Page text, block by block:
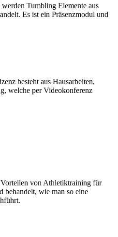
Tumbling Elemente aus
Es ist ein Präsenzmodul und
besteht aus Hausarbeiten,
welche per Videokonferenz
von Athletiktraining für
behandelt, wie man so eine